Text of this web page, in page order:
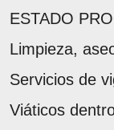
ESTADO
Limpieza,
Servicios de
Viáticos